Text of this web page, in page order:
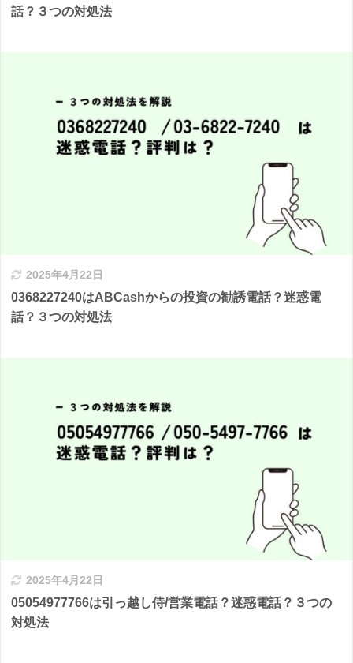
話？３つの対処法
2025年4月22日
0368227240はABCashからの投資の勧誘電話？迷惑電
話？３つの対処法
2025年4月22日
05054977766は引っ越し侍/営業電話？迷惑電話？３つの
対処法